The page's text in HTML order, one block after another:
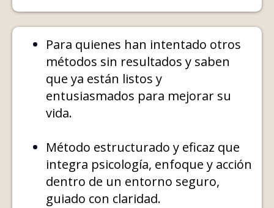
Para quienes han intentado otros
métodos sin resultados y saben
que ya están listos y
entusiasmados para mejorar su
vida.
Método estructurado y eficaz que
integra psicología, enfoque y acción
dentro de un entorno seguro,
guiado con claridad.